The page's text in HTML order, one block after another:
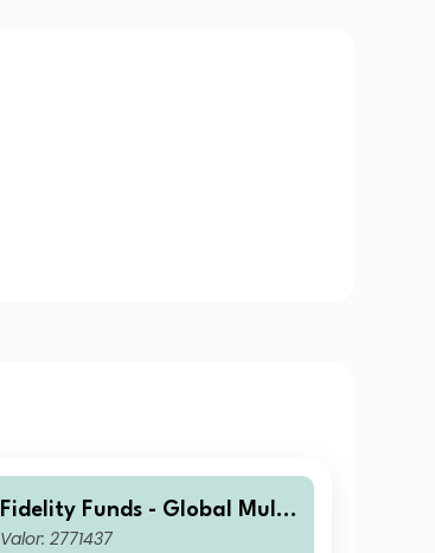
Fidelity Funds - Global Multi
Asset Growth & Income Fund
Valor: 2771437